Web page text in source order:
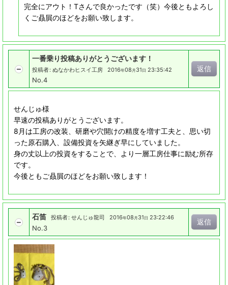
完全にアウト！Tさんで良かったです（笑）今後ともよろし
くご贔屓のほどをお願い致します。
一番乗り投稿ありがとうございます！
投稿者: ぬなかわヒスイ工房 2016年08 月 31 日 23:35:42
No.4
返信
せんじゅ様
早速の投稿ありがとうございます。
8月は工房の改装、研磨や穴開けの精度を増す工夫と、思い切
った原石購入、設備投資を矢継ぎ早にしていました。
身の丈以上の投資をすることで、より一層工房仕事に励む所存
です。
今後ともご贔屓のほどをお願い致します！
石笛 投稿者: せんじゅ龍司 2016年08 月 31 日 23:22:46
No.3
返信